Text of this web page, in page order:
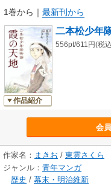
1巻から ｜ 最新刊から
作品紹介
二本松少年
556pt/611円(税
会
作家名： まきお / 東雲さくら
ジャンル： 青年マンガ
歴史 / 幕末・明治維新